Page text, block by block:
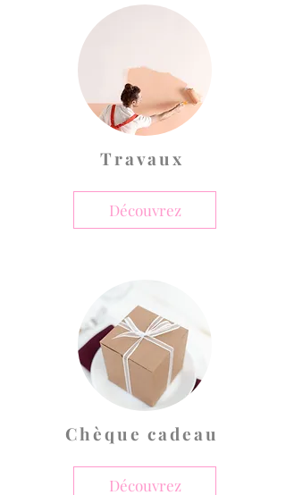
Travaux
Découvrez
Chèque cadeau
Découvrez